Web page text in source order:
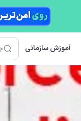
آموزش سازمانی جستجو